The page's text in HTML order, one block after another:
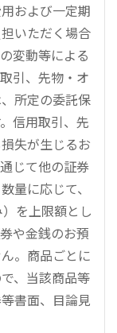
および一定期
いただく場合
変動等による
引、先物・オ
所定の委託保
信用取引、先
失が生じるお
じて他の証券
量に応じて、
を上限額とし
や金銭のお預
。商品ごとに
、当該商品等
書面、目論見